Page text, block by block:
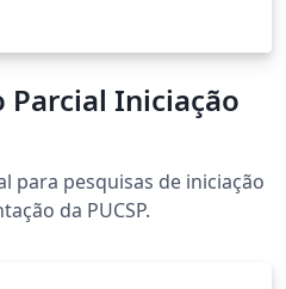
Iniciação
para pesquisas de iniciação
da PUCSP.